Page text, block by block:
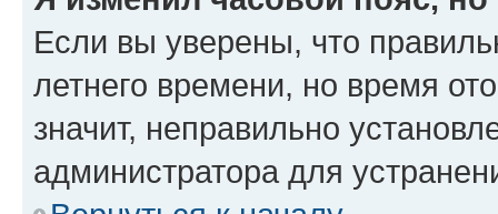
Если вы уверены, что
летнего времени, но время
значит, неправильно
администратора для